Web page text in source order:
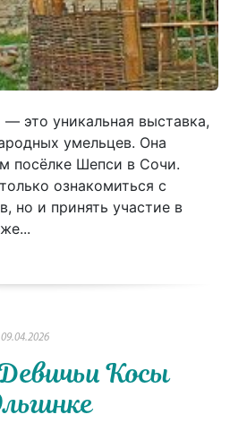
это уникальная выставка,
умельцев. Она
посёлке Шепси в Сочи.
ознакомиться с
но и принять участие в
09.04.2026
Косы